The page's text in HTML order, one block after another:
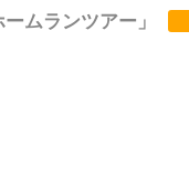
ムランツアー」